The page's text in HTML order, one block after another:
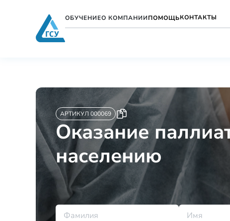
ОБУЧЕНИЕО КОМПАНИИПОМОЩЬКОНТАКТЫ
АРТИКУЛ 000069
Оказание
населению